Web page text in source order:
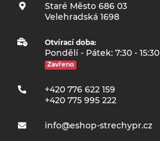
Staré Město 686 03
Velehradská 1698
Otvírací doba:
Pondělí - Pátek: 7:30 - 15:30
Zavřeno
+420 776 622 159
+420 775 995 222
info@eshop-strechypr.cz